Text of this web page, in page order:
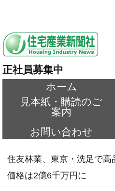
正社員募集中
ホーム
見本紙・購読のご
案内
お問い合わせ
住友林業、東京・洗足で
価格は2億6千万円に